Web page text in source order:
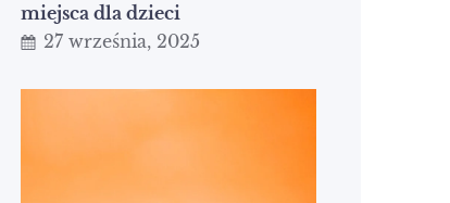
miejsca dla dzieci
27 września, 2025